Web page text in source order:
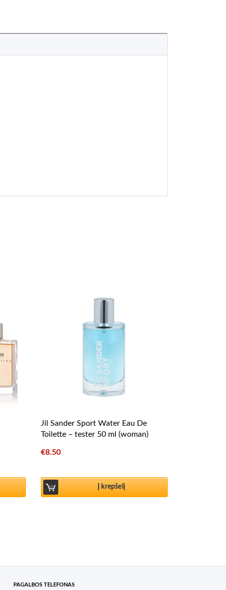
Jil Sander Sport Water Eau De
Toilette – tester 50 ml (woman)
€8.50
Į krepšelį
PAGALBOS TELEFONAS